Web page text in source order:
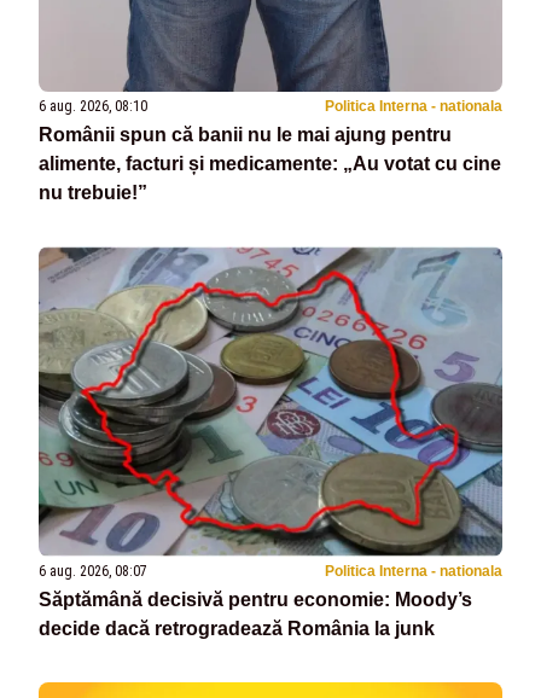
6 aug. 2026, 08:10 Politica Interna - nationala
Românii spun că banii nu le mai ajung pentru
alimente, facturi și medicamente: „Au votat cu cine
nu trebuie!”
6 aug. 2026, 08:07 Politica Interna - nationala
Săptămână decisivă pentru economie: Moody’s
decide dacă retrogradează România la junk